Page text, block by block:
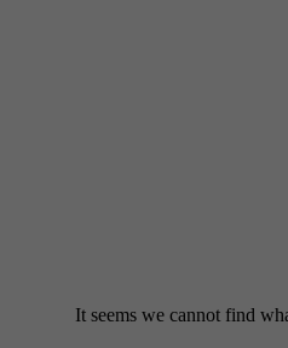
It seems we cannot find